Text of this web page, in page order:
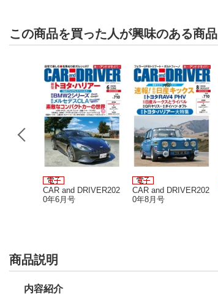
この商品を買った人が興味のある商品
CAR and DRIVER202
0年6月号
CAR and DRIVER202
0年8月号
商品説明
内容紹介